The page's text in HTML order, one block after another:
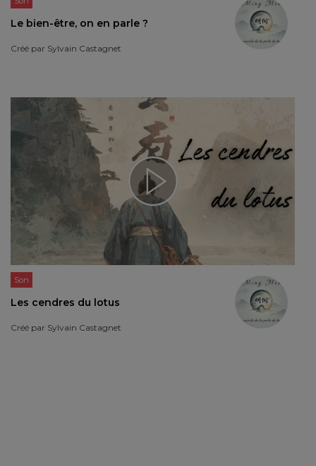
Le bien-être, on en parle ?
Créé par Sylvain Castagnet
Son
Les cendres du lotus
Créé par Sylvain Castagnet